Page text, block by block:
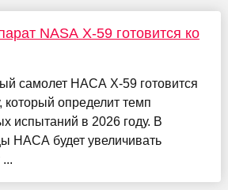
NASA X-59 готовится ко
самолет НАСА X-59 готовится
который определит темп
испытаний в 2026 году. В
НАСА будет увеличивать